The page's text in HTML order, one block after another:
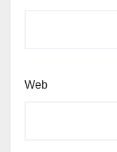
Web